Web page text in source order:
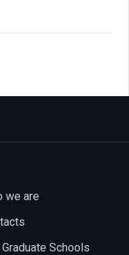
we are
Schools